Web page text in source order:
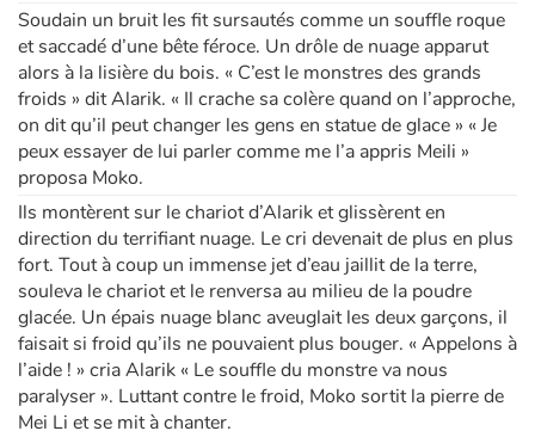
Soudain un bruit les fit sursautés comme un souffle roque
et saccadé d’une bête féroce. Un drôle de nuage apparut
alors à la lisière du bois. « C’est le monstres des grands
froids » dit Alarik. « Il crache sa colère quand on l’approche,
on dit qu’il peut changer les gens en statue de glace » « Je
peux essayer de lui parler comme me l’a appris Meili »
proposa Moko.
Ils montèrent sur le chariot d’Alarik et glissèrent en
direction du terrifiant nuage. Le cri devenait de plus en plus
fort. Tout à coup un immense jet d’eau jaillit de la terre,
souleva le chariot et le renversa au milieu de la poudre
glacée. Un épais nuage blanc aveuglait les deux garçons, il
faisait si froid qu’ils ne pouvaient plus bouger. « Appelons à
l’aide ! » cria Alarik « Le souffle du monstre va nous
paralyser ». Luttant contre le froid, Moko sortit la pierre de
Mei Li et se mit à chanter.